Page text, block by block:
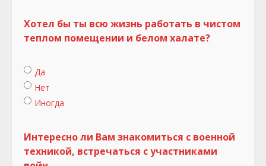
Хотел бы ты всю жизнь работать в чистом
теплом помещении и белом халате?
Да
Нет
Иногда
Интересно ли Вам знакомиться с военной
техникой, встречаться с участниками